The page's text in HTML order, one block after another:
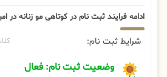
ادامه فرایند ثبت نام در کوتاهی مو زنانه در
شرایط ثبت نام:
وضعیت ثبت نام: فعال